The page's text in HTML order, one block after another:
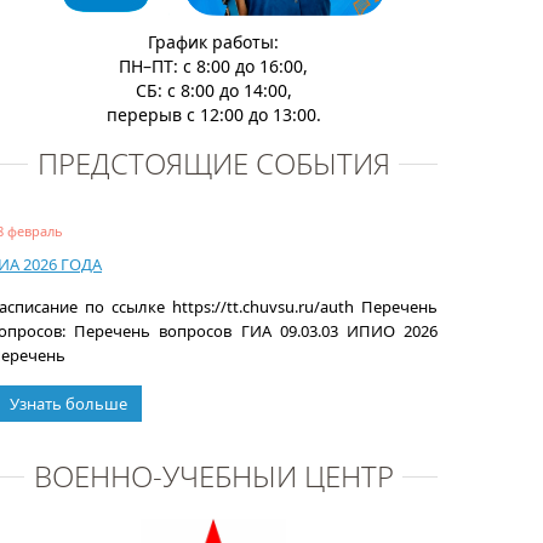
График работы:
ПН–ПТ: с 8:00 до 16:00,
СБ: с 8:00 до 14:00,
перерыв с 12:00 до 13:00.
ПРЕДСТОЯЩИЕ СОБЫТИЯ
февраль
2026 ГОДА
по ссылке https://tt.chuvsu.ru/auth Перечень
Перечень вопросов ГИА 09.03.03 ИПИО 2026
Узнать больше
ВОЕННО-УЧЕБНЫЙ ЦЕНТР